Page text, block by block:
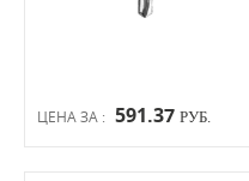
ЦЕНА ЗА : 591.37 РУБ.